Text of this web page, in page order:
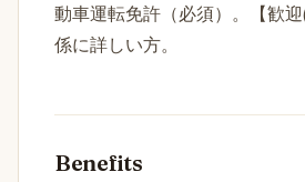
動車運転免許（必須）。【歓
係に詳しい方。
Benefits